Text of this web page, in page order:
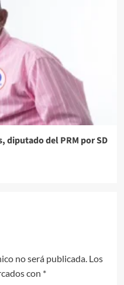
diputado del PRM por SD
no será publicada. Los
con *